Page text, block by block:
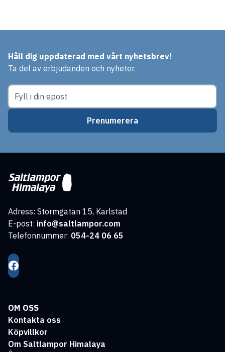
Håll dig uppdaterad med vårt nyhetsbrev!
Ta del av erbjudanden och nyheter.
Prenumerera
Adress: Stormgatan 15, Karlstad
E-post: info@saltlampor.com
Telefonnummer: 054-24 06 65
OM OSS
Kontakta oss
Köpvillkor
Om Saltlampor Himalaya